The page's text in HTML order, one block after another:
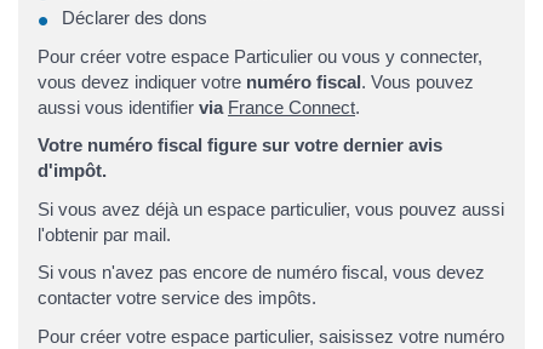
Déclarer des dons
Pour créer votre espace Particulier ou vous y connecter,
vous devez indiquer votre numéro fiscal. Vous pouvez
aussi vous identifier via France Connect.
Votre numéro fiscal figure sur votre dernier avis
d'impôt.
Si vous avez déjà un espace particulier, vous pouvez aussi
l'obtenir par mail.
Si vous n'avez pas encore de numéro fiscal, vous devez
contacter votre service des impôts.
Pour créer votre espace particulier, saisissez votre numéro